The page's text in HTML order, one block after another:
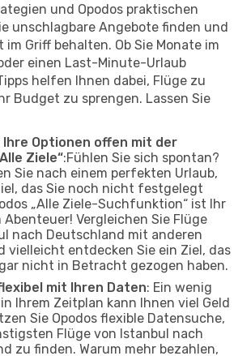
und Opodos praktischen
unschlagbare Angebote finden und
im Griff behalten. Ob Sie Monate im
einen Last-Minute-Urlaub
helfen Ihnen dabei, Flüge zu
Budget zu sprengen. Lassen Sie
Ihre Optionen offen mit der
Ziele“:Fühlen Sie sich spontan?
Sie nach einem perfekten Urlaub,
das Sie noch nicht festgelegt
„Alle Ziele-Suchfunktion“ ist Ihr
Vergleichen Sie Flüge
nach Deutschland mit anderen
vielleicht entdecken Sie ein Ziel, das
nicht in Betracht gezogen haben.
mit Ihren Daten: Ein wenig
Ihrem Zeitplan kann Ihnen viel Geld
Sie Opodos flexible Datensuche,
Flüge von Istanbul nach
zu finden. Warum mehr bezahlen,